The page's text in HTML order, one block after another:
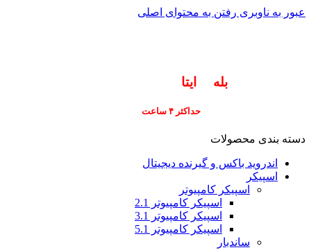
عبور به ناوبری رفتن به محتوای اصلی
بله ایتا
حداکثر ۴ ساعت
دسته بندی محصولات
اندروید باکس و گیرنده دیجیتال
اسپیکر
اسپیکر کامپیوتر
اسپیکر کامپیوتر 2.1
اسپیکر کامپیوتر 3.1
اسپیکر کامپیوتر 5.1
ساندبار